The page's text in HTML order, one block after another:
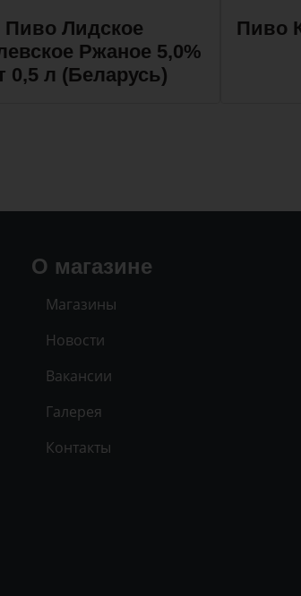
Пиво Лидское
Ржаное 5,0%
0,5 л (Беларусь)
Пиво
О магазине
Магазины
Новости
Вакансии
Галерея
Контакты